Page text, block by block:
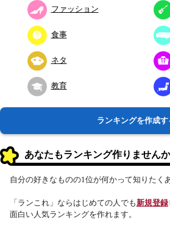
ファッション
食事
ネタ
教育
ランキングを作成す
あなたもランキング作りませんか
自分の好きなものの1位が何かって知りたく
「ランこれ」ならはじめての人でも新規登録
面白い人気ランキングを作れます。